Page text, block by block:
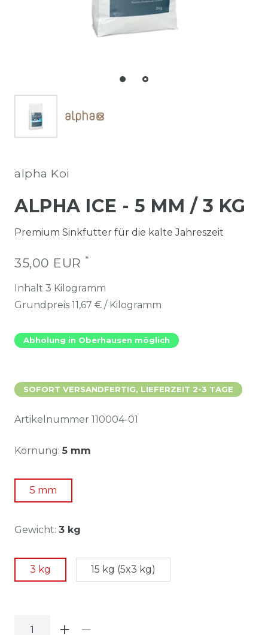
alpha Koi
ALPHA ICE - 5 MM / 3 KG
Premium Sinkfutter für die kalte Jahreszeit
35,00 EUR *
Inhalt 3 Kilogramm
Grundpreis 11,67 € / Kilogramm
Abholung in Oberhausen möglich
SOFORT VERSANDFERTIG, LIEFERZEIT 2-3 TAGE
Artikelnummer 110004-01
Körnung: 5 mm
5 mm
Gewicht: 3 kg
3 kg 15 kg (5x3 kg)